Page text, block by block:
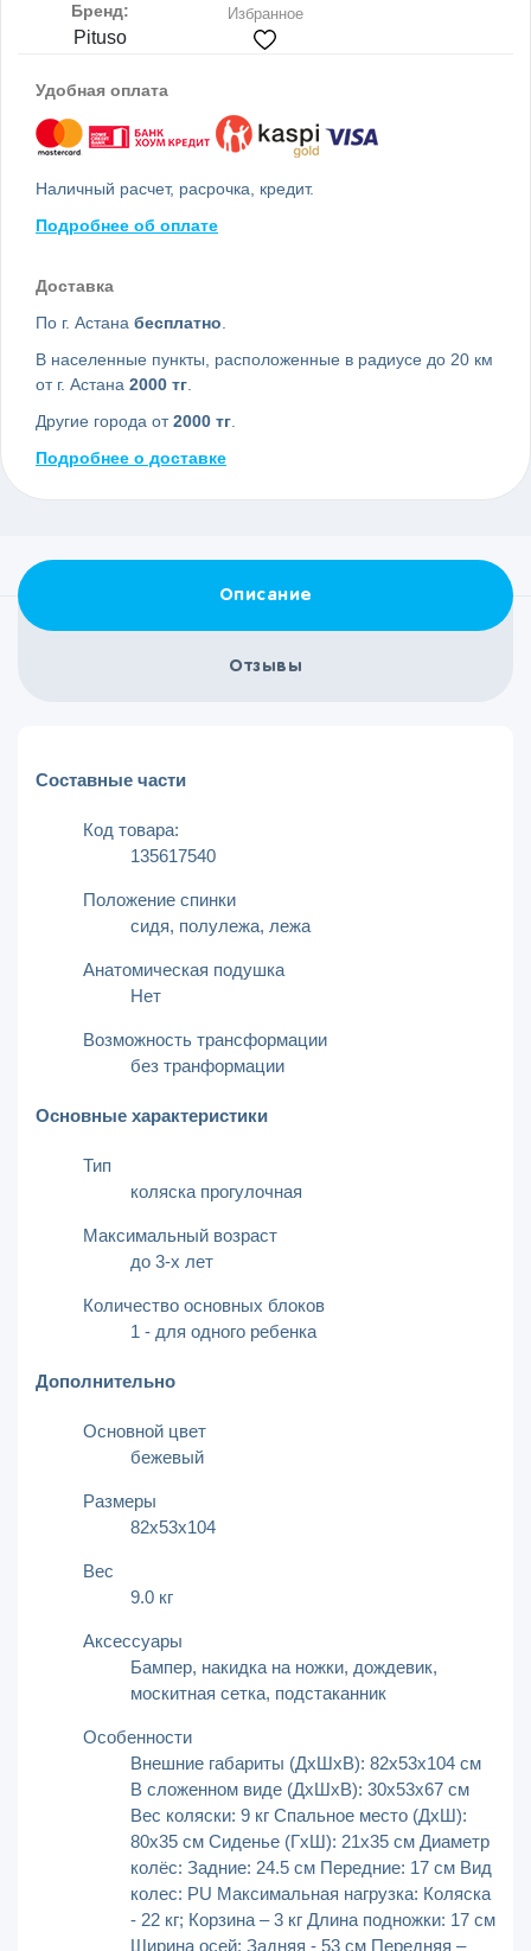
Бренд:
Pituso
Избранное
Удобная оплата
Наличный расчет, расрочка, кредит.
Подробнее об оплате
Доставка
По г. Астана бесплатно
В населенные пункты, расположенные в радиусе до 20 км
от г. Астана 2000 тг
Другие города от2000 тг
Подробнее о доставке
Описание
Отзывы
Составные части
Код товара:
135617540
Положение спинки
сидя, полулежа, лежа
Анатомическая подушка
Нет
Возможность трансформации
без транформации
Основные характеристики
Тип
коляска прогулочная
Максимальный возраст
до 3-х лет
Количество основных блоков
1 - для одного ребенка
Дополнительно
Основной цвет
бежевый
Размеры
82х53х104
Вес
9.0 кг
Аксессуары
Бампер, накидка на ножки, дождевик,
москитная сетка, подстаканник
Особенности
Внешние габариты (ДхШхВ): 82х53х104 см
В сложенном виде (ДхШхВ): 30х53х67 см
Вес коляски: 9 кг Спальное место (ДхШ):
80x35 см Сиденье (ГхШ): 21х35 см Диаметр
колёс: Задние: 24.5 см Передние: 17 см Вид
колес: PU Максимальная нагрузка: Коляска
- 22 кг; Корзина – 3 кг Длина подножки: 17 см
Ширина осей: Задняя - 53 см Передняя –